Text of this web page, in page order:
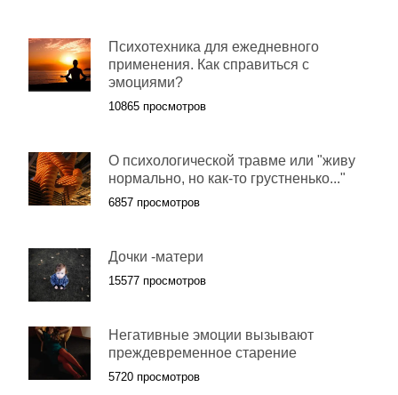
Психотехника для ежедневного
применения. Как справиться с
эмоциями?
10865 просмотров
О психологической травме или "живу
нормально, но как-то грустненько..."
6857 просмотров
Дочки -матери
15577 просмотров
Негативные эмоции вызывают
преждевременное старение
5720 просмотров